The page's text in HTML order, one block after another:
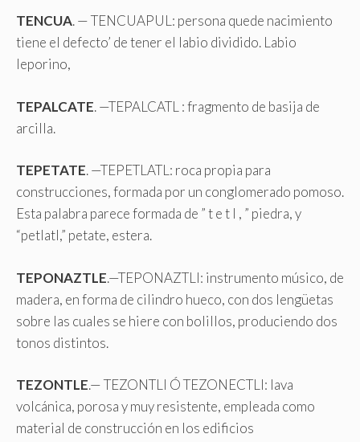
TENCUA. — TENCUAPUL: persona quede nacimiento
tiene el defecto’ de tener el labio dividido. Labio
leporino,
TEPALCATE. —TEPALCATL : fragmento de basija de
arcilla.
TEPETATE. —TEPETLATL: roca propia para
construcciones, formada por un conglomerado pomoso.
Esta palabra parece formada de ” t e t l , ” piedra, y
“petlatl,” petate, estera.
TEPONAZTLE.—TEPONAZTLI: instrumento músico, de
madera, en forma de cilindro hueco, con dos lengüetas
sobre las cuales se hiere con bolillos, produciendo dos
tonos distintos.
TEZONTLE.— TEZONTLI Ó TEZONECTLI: lava
volcánica, porosa y muy resistente, empleada como
material de construcción en los edificios